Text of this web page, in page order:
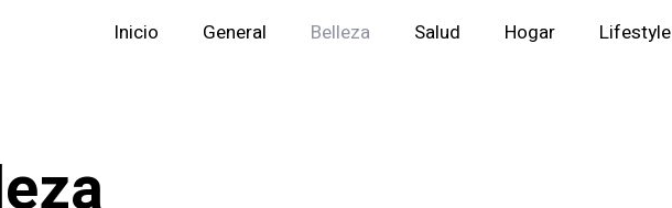
Inicio General Belleza Salud Hogar Lifestyle